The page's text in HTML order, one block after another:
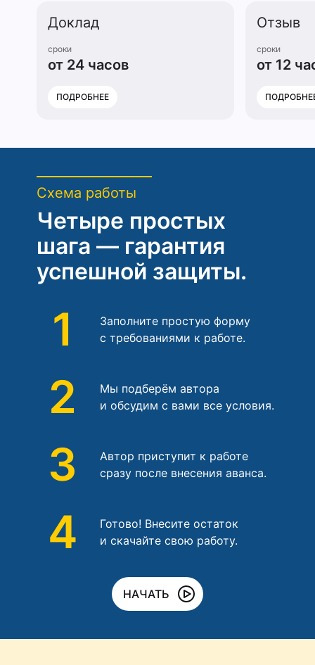
Доклад
сроки
от 24 часов
ПОДРОБНЕЕ
Отзыв
сроки
от 12
Схема работы
Четыре простых
шага — гарантия
успешной защиты.
1
Заполните простую форму
с требованиями к работе.
2
Мы подберём автора
и обсудим с вами все условия.
3
Автор приступит к работе
сразу после внесения аванса.
4
Готово! Внесите остаток
и скачайте свою работу.
НАЧАТЬ